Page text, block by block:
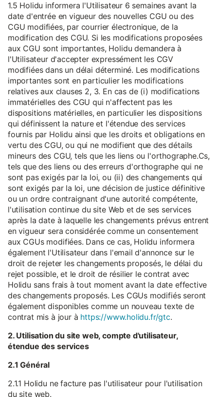
1.5 Holidu informera l'Utilisateur 6 semaines avant la
date d'entrée en vigueur des nouvelles CGU ou des
CGU modifiées, par courrier électronique, de la
modification des CGU. Si les modifications proposées
aux CGU sont importantes, Holidu demandera à
l'Utilisateur d'accepter expressément les CGV
modifiées dans un délai déterminé. Les modifications
importantes sont en particulier les modifications
relatives aux clauses 2, 3. En cas de (i) modifications
immatérielles des CGU qui n'affectent pas les
dispositions matérielles, en particulier les dispositions
qui définissent la nature et l'étendue des services
fournis par Holidu ainsi que les droits et obligations en
vertu des CGU, ou qui ne modifient que des détails
mineurs des CGU, tels que les liens ou l'orthographe.Cs,
tels que des liens ou des erreurs d'orthographe qui ne
sont pas exigés par la loi, ou (ii) des changements qui
sont exigés par la loi, une décision de justice définitive
ou un ordre contraignant d'une autorité compétente,
l'utilisation continue du site Web et de ses services
après la date à laquelle les changements prévus entrent
en vigueur sera considérée comme un consentement
aux CGUs modifiées. Dans ce cas, Holidu informera
également l'Utilisateur dans l'email d'annonce sur le
droit de rejeter les changements proposés, le délai du
rejet possible, et le droit de résilier le contrat avec
Holidu sans frais à tout moment avant la date effective
des changements proposés. Les CGUs modifiés seront
également disponibles comme un nouveau texte de
contrat mis à jour à https://www.holidu.fr/gtc.
2. Utilisation du site web, compte d'utilisateur,
étendue des services
2.1 Général
2.1.1 Holidu ne facture pas l'utilisateur pour l'utilisation
du site web.